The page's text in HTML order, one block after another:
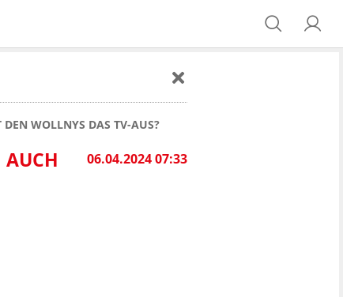
DEN WOLLNYS DAS TV-AUS?
06.04.2024 07:33
AUCH